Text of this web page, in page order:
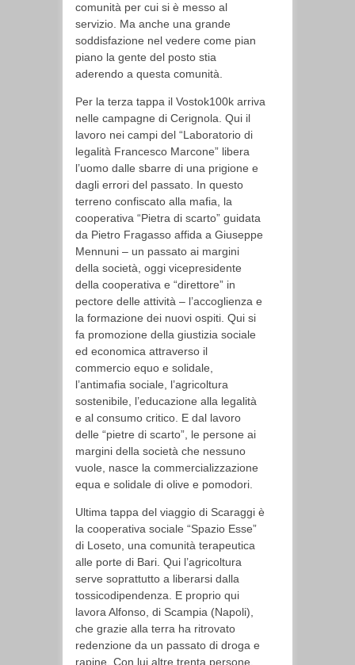
comunità per cui si è messo al
servizio. Ma anche una grande
soddisfazione nel vedere come pian
piano la gente del posto stia
aderendo a questa comunità.
Per la terza tappa il Vostok100k arriva
nelle campagne di Cerignola. Qui il
lavoro nei campi del “Laboratorio di
legalità Francesco Marcone” libera
l’uomo dalle sbarre di una prigione e
dagli errori del passato. In questo
terreno confiscato alla mafia, la
cooperativa “Pietra di scarto” guidata
da Pietro Fragasso affida a Giuseppe
Mennuni – un passato ai margini
della società, oggi vicepresidente
della cooperativa e “direttore” in
pectore delle attività – l’accoglienza e
la formazione dei nuovi ospiti. Qui si
fa promozione della giustizia sociale
ed economica attraverso il
commercio equo e solidale,
l’antimafia sociale, l’agricoltura
sostenibile, l’educazione alla legalità
e al consumo critico. E dal lavoro
delle “pietre di scarto”, le persone ai
margini della società che nessuno
vuole, nasce la commercializzazione
equa e solidale di olive e pomodori.
Ultima tappa del viaggio di Scaraggi è
la cooperativa sociale “Spazio Esse”
di Loseto, una comunità terapeutica
alle porte di Bari. Qui l’agricoltura
serve soprattutto a liberarsi dalla
tossicodipendenza. E proprio qui
lavora Alfonso, di Scampia (Napoli),
che grazie alla terra ha ritrovato
redenzione da un passato di droga e
rapine. Con lui altre trenta persone,